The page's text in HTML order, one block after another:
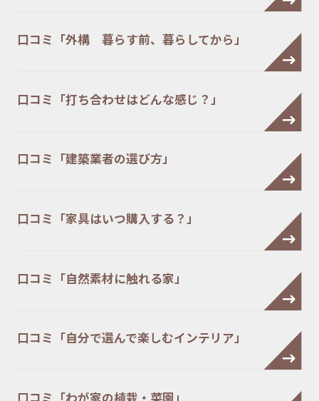
口コミ「外構 暮らす前、暮らしてから」
口コミ「打ち合わせはどんな感じ？」
口コミ「建築業者の選び方」
口コミ「家具はいつ購入する？」
口コミ「自然素材に触れる家」
口コミ「自分で選んで楽しむインテリア」
口コミ「わが家の植栽・菜園」